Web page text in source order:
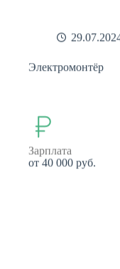
Электромонтёр
Зарплата
от 40 000 руб.